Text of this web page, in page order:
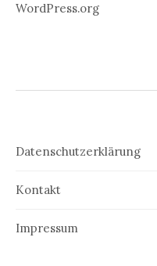
WordPress.org
Datenschutzerklärung
Kontakt
Impressum